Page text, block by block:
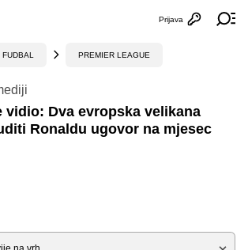
Otvori
Prijava
FUDBAL PREMIER LEAGUE
vidio: Dva evropska velikana
Ronaldu ugovor na mjesec